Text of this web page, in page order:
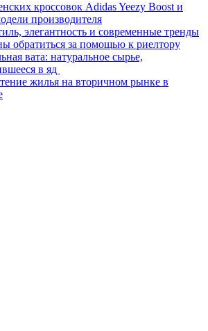
кроссовок Adidas Yeezy Boost и
производителя
элегантность и современные тренды
обратиться за помощью к риелтору
вата: натуральное сырье,
в яд
жилья на вторичном рынке в